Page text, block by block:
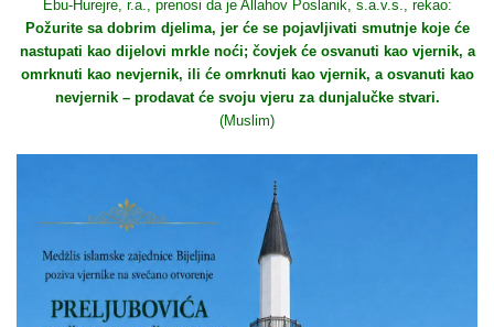
Ebu-Hurejre, r.a., prenosi da je Allahov Poslanik, s.a.v.s., rekao:
Požurite sa dobrim djelima, jer će se pojavljivati smutnje koje će
nastupati kao dijelovi mrkle noći; čovjek će osvanuti kao vjernik, a
omrknuti kao nevjernik, ili će omrknuti kao vjernik, a osvanuti kao
nevjernik – prodavat će svoju vjeru za dunjalučke stvari.
(Muslim)